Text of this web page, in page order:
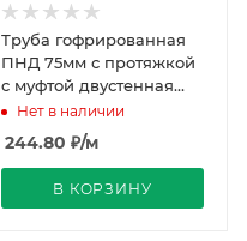
Труба гофрированная
ПНД 75мм с протяжкой
с муфтой двустенная
красная (50м) DKC
Нет в наличии
244.80 ₽/м
В КОРЗИНУ